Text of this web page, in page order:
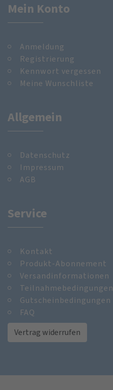
Mein Konto
Anmeldung
Registrierung
Kennwort vergessen
Meine Wunschliste
Allgemein
Datenschutz
Impressum
AGB
Service
Kontakt
Produkt-Abonnement
Versandinformationen
Gutscheinbedingungen
FAQ
Vertrag widerrufen